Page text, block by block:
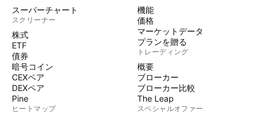
スーパーチャート
スクリーナー
株式
ETF
債券
暗号コイン
CEXペア
DEXペア
Pine
ヒートマップ
機能
価格
マーケットデータ
プランを贈る
トレーディング
概要
ブローカー
ブローカー比較
The Leap
スペシャルオファー